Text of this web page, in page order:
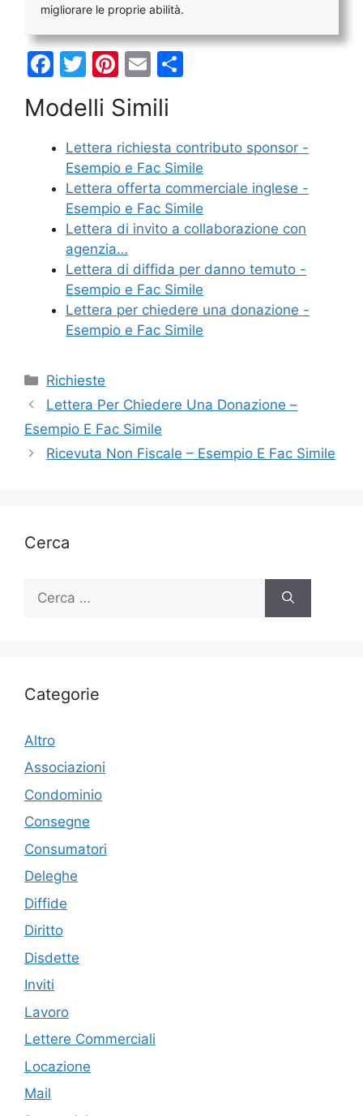
migliorare le proprie abilità.
F
c
e
b
o
o
k
T
itt
er
Pi
er
e
st
E
ai
l
di
vi
di
Modelli Simili
Lettera richiesta contributo sponsor -
Esempio e Fac Simile
Lettera offerta commerciale inglese -
Esempio e Fac Simile
Lettera di invito a collaborazione con
agenzia…
Lettera di diffida per danno temuto -
Esempio e Fac Simile
Lettera per chiedere una donazione -
Esempio e Fac Simile
Categorie
Richieste
Lettera Per Chiedere Una Donazione –
Esempio E Fac Simile
Ricevuta Non Fiscale – Esempio E Fac Simile
Cerca
per:
Categorie
Altro
Associazioni
Condominio
Consegne
Consumatori
Deleghe
Diffide
Diritto
Disdette
Inviti
Lavoro
Lettere Commerciali
Locazione
Mail